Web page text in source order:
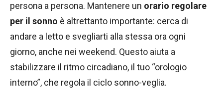
persona a persona. Mantenere un orario regolare
per il sonno è altrettanto importante: cerca di
andare a letto e svegliarti alla stessa ora ogni
giorno, anche nei weekend. Questo aiuta a
stabilizzare il ritmo circadiano, il tuo “orologio
interno”, che regola il ciclo sonno-veglia.